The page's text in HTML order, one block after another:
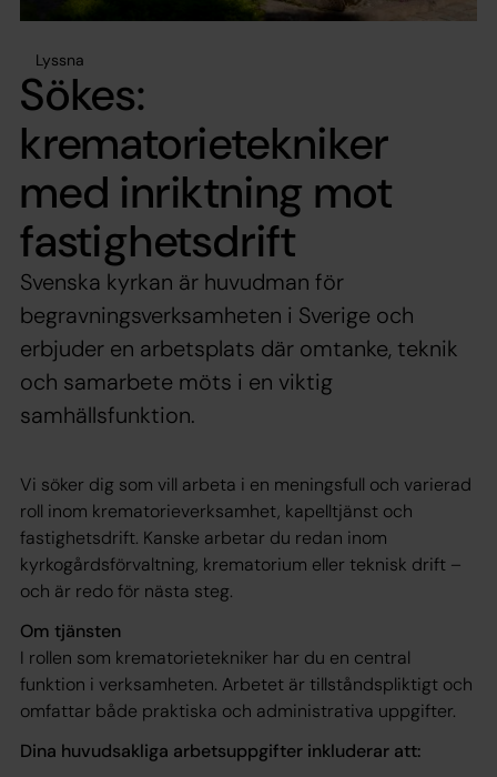
Lyssna
Sökes:
krematorietekniker
med inriktning mot
fastighetsdrift
Svenska kyrkan är huvudman för
begravningsverksamheten i Sverige och
erbjuder en arbetsplats där omtanke, teknik
och samarbete möts i en viktig
samhällsfunktion.
Vi söker dig som vill arbeta i en meningsfull och varierad
roll inom krematorieverksamhet, kapelltjänst och
fastighetsdrift. Kanske arbetar du redan inom
kyrkogårdsförvaltning, krematorium eller teknisk drift –
och är redo för nästa steg.
Om tjänsten
I rollen som krematorietekniker har du en central
funktion i verksamheten. Arbetet är tillståndspliktigt och
omfattar både praktiska och administrativa uppgifter.
Dina huvudsakliga arbetsuppgifter inkluderar att: